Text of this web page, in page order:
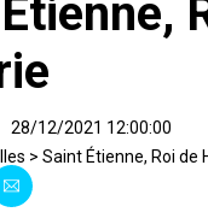
28/12/2021 12:00:00
> Saint Étienne, Roi de